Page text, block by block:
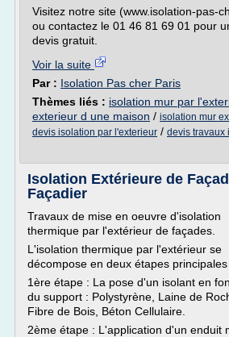
Visitez notre site (www.isolation-pas-
ou contactez le 01 46 81 69 01 pour
devis gratuit.
Voir la suite
Par : Isolation Pas cher Paris
Thèmes liés : isolation mur par
exterieur d une maison / isolation mur
devis isolation par l'exterieur / devis travaux
Isolation Extérieure de
Façadier
Travaux de mise en oeuvre d'isolation
thermique par l'extérieur de façades.
L'isolation thermique par l'extérieur se
décompose en deux étapes principales
1ère étape : La pose d'un isolant en
du support : Polystyrène, Laine de
Fibre de Bois, Béton Cellulaire.
2ème étape : L'application d'un enduit